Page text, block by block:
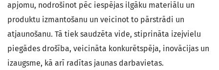
apjomu, nodrošinot pēc iespējas ilgāku materiālu un
produktu izmantošanu un veicinot to pārstrādi un
atjaunošanu. Tā tiek saudzēta vide, stiprināta izejvielu
piegādes drošība, veicināta konkurētspēja, inovācijas un
izaugsme, kā arī radītas jaunas darbavietas.